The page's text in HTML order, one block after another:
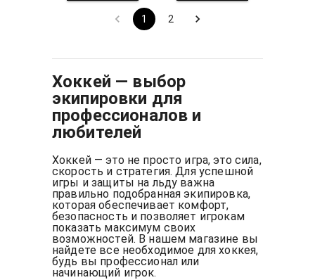
1 2
Хоккей — выбор
экипировки для
профессионалов и
любителей
Хоккей — это не просто игра, это сила,
скорость и стратегия. Для успешной
игры и защиты на льду важна
правильно подобранная экипировка,
которая обеспечивает комфорт,
безопасность и позволяет игрокам
показать максимум своих
возможностей. В нашем магазине вы
найдете все необходимое для хоккея,
будь вы профессионал или
начинающий игрок.